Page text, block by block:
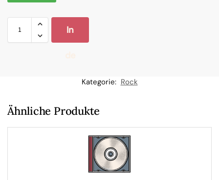
In
W
Kategorie: Rock
Ähnliche Produkte